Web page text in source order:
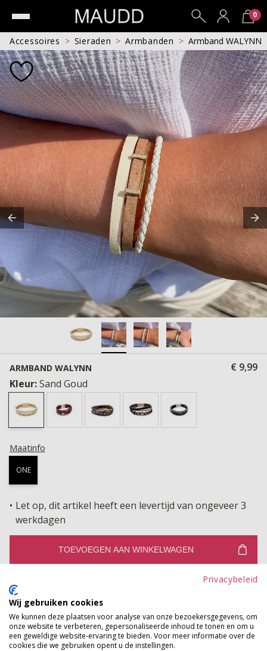
0
Accessoires Sieraden Armbanden Armband WALYNN
ARMBAND WALYNN
€ 9,99
Kleur:Sand Goud
Maatinfo
ONE
Let op, dit artikel heeft een levertijd van ongeveer 3
werkdagen
TOEVOEGEN AAN WINKELWAGEN
Gratis ophalen en ruilen in onze winkels
Bekijk voorraad winkel
Privacybeleid
Wij gebruiken cookies
We kunnen deze plaatsen voor analyse van onze bezoekersgegevens, om
onze website te verbeteren, gepersonaliseerde inhoud te tonen en om u
een geweldige website-ervaring te bieden. Voor meer informatie over de
cookies die we gebruiken opent u de instellingen.